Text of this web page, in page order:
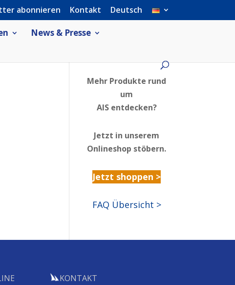
abonnieren Kontakt Deutsch
News & Presse
Mehr Produkte rund
um
AIS entdecken?
Jetzt in unserem
Onlineshop stöbern.
Jetzt shoppen >
FAQ Übersicht >
KONTAKT